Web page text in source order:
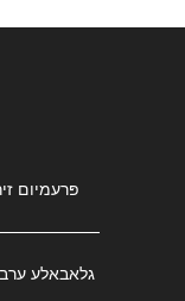
פּרעמיום
גלאבאלע